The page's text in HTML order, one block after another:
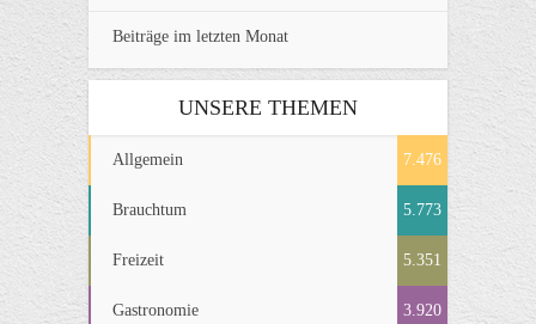
Beiträge im letzten Monat
UNSERE THEMEN
Allgemein 7.476
Brauchtum 5.773
Freizeit 5.351
Gastronomie 3.920